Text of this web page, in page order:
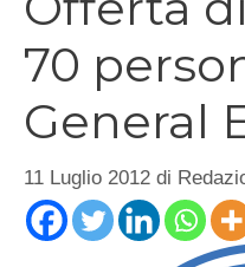
70
General
11 Luglio 2012 di